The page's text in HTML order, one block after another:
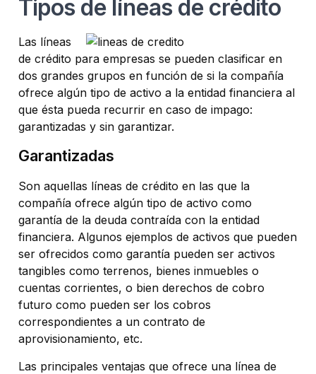
Tipos de líneas de crédito
Las líneas
de crédito para empresas se pueden clasificar en
dos grandes grupos en función de si la compañía
ofrece algún tipo de activo a la entidad financiera al
que ésta pueda recurrir en caso de impago:
garantizadas y sin garantizar.
Garantizadas
Son aquellas líneas de crédito en las que la
compañía ofrece algún tipo de activo como
garantía de la deuda contraída con la entidad
financiera. Algunos ejemplos de activos que pueden
ser ofrecidos como garantía pueden ser activos
tangibles como terrenos, bienes inmuebles o
cuentas corrientes, o bien derechos de cobro
futuro como pueden ser los cobros
correspondientes a un contrato de
aprovisionamiento, etc.
Las principales ventajas que ofrece una línea de